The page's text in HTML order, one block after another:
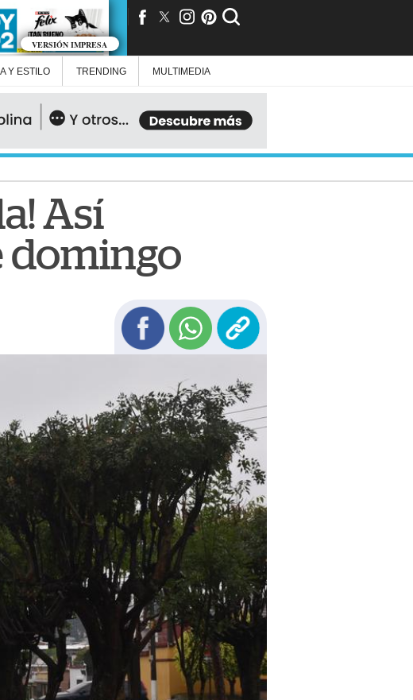
VERSIÓN IMPRESA
Y ESTILO TRENDING MULTIMEDIA
Así
domingo